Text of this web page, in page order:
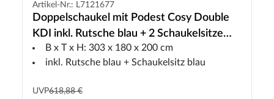
Artikel-Nr.: L7121677
Doppelschaukel mit Podest Cosy Double
KDI inkl. Rutsche blau + 2 Schaukelsitze
blauB x T x H: 303 x 180 x 200 cm
inkl. Rutsche blau + Schaukelsitz blau
UVP618,88 €